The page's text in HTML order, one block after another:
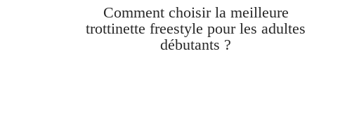
Comment choisir la meilleure
trottinette freestyle pour les adultes
débutants ?